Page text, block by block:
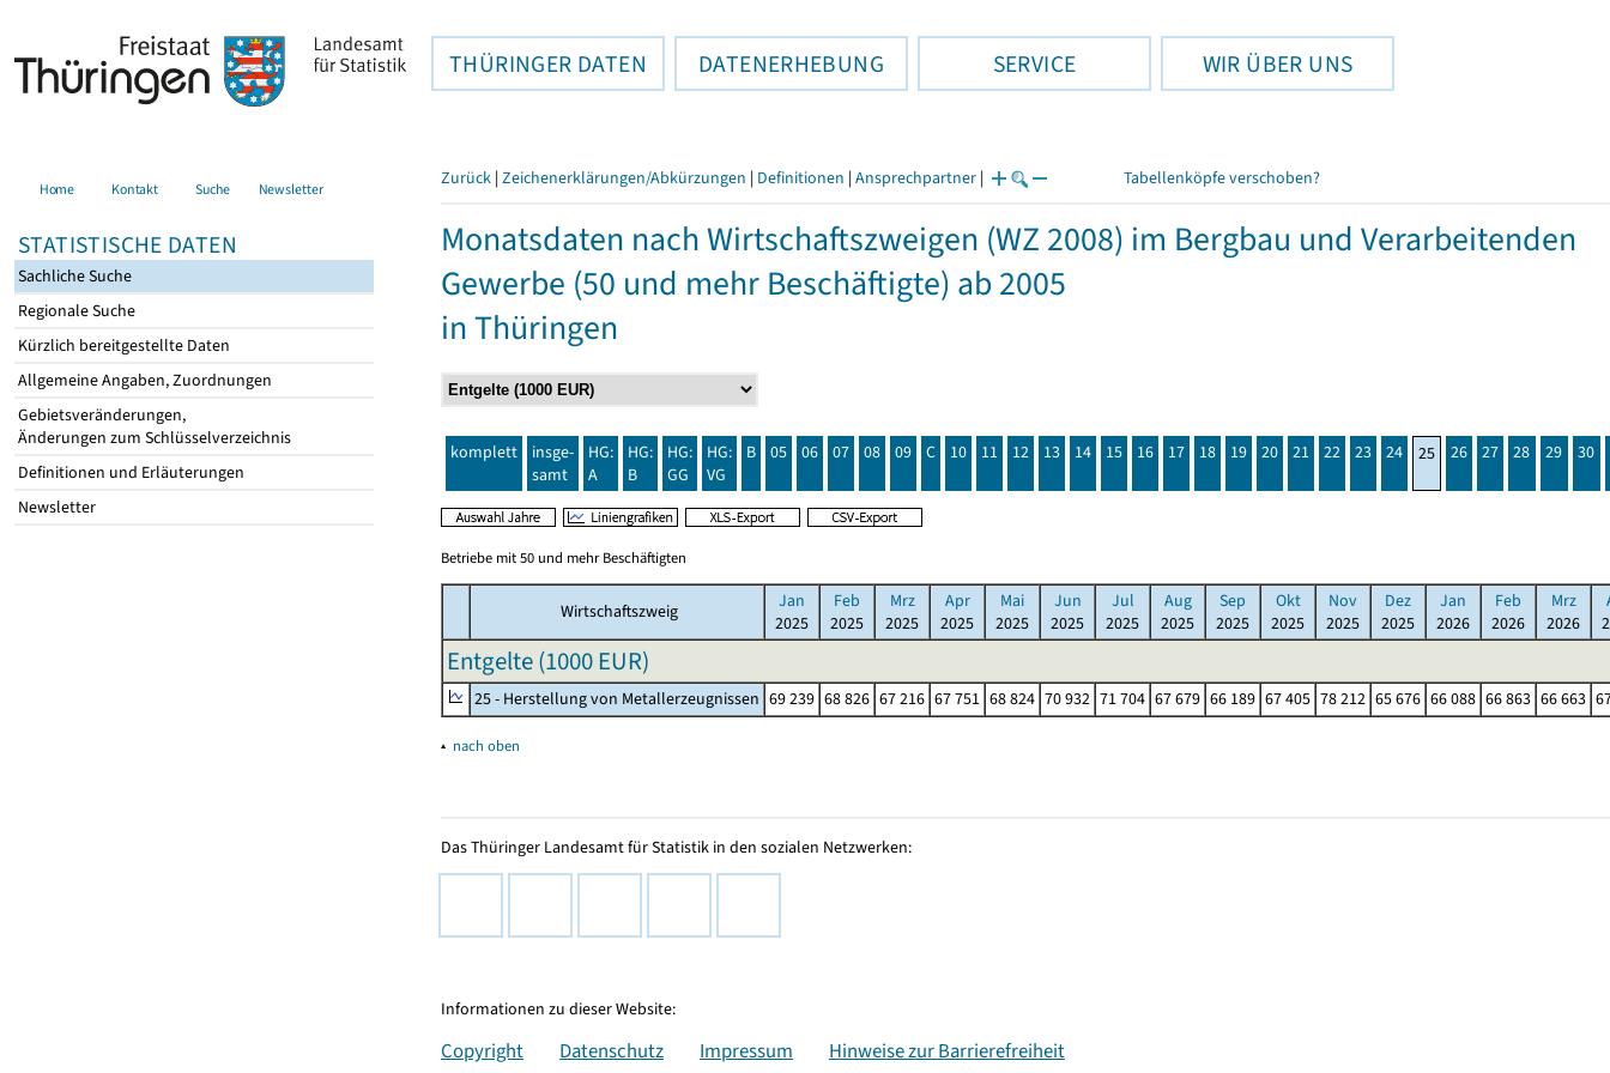
THÜRINGER DATEN DATENERHEBUNG SERVICE WIR ÜBER UNS
Home Kontakt Suche Newsletter
STATISTISCHE DATEN
Sachliche Suche
Regionale Suche
Kürzlich bereitgestellte Daten
Allgemeine Angaben, Zuordnungen
Gebietsveränderungen,
Änderungen zum Schlüsselverzeichnis
Definitionen und Erläuterungen
Newsletter
Zurück | Zeichenerklärungen/Abkürzungen | Definitionen | Ansprechpartner | Tabellenköpfe verschoben?
Monatsdaten nach Wirtschaftszweigen (WZ 2008) im Bergbau und Verarbeitenden
Gewerbe (50 und mehr Beschäftigte) ab 2005
in Thüringen
komplett
insge-
samt
HG:
A
HG:
B
HG:
GG
HG:
VG
B 05 06 07 08 09 C 10 11 12 13 14 15 16 17 18 19 20 21 22 23 24 25 26 27 28 29 30
Betriebe mit 50 und mehr Beschäftigten
Wirtschaftszweig
Jan
2025
Feb
2025
Mrz
2025
Apr
2025
Mai
2025
Jun
2025
Jul
2025
Aug
2025
Sep
2025
Okt
2025
Nov
2025
Dez
2025
Jan
2026
Feb
2026
Mrz
2026
Entgelte (1000 EUR)
25 - Herstellung von Metallerzeugnissen 69 239 68 826 67 216 67 751 68 824 70 932 71 704 67 679 66 189 67 405 78 212 65 676 66 088 66 863 66 663
▴ nach oben
Das Thüringer Landesamt für Statistik in den sozialen Netzwerken:
Informationen zu dieser Website:
Copyright Datenschutz Impressum Hinweise zur Barrierefreiheit